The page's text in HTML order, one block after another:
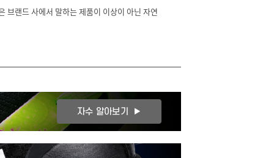
브랜드 사에서 말하는 제품이 이상이 아닌 자연